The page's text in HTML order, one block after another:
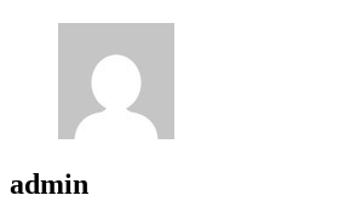
admin